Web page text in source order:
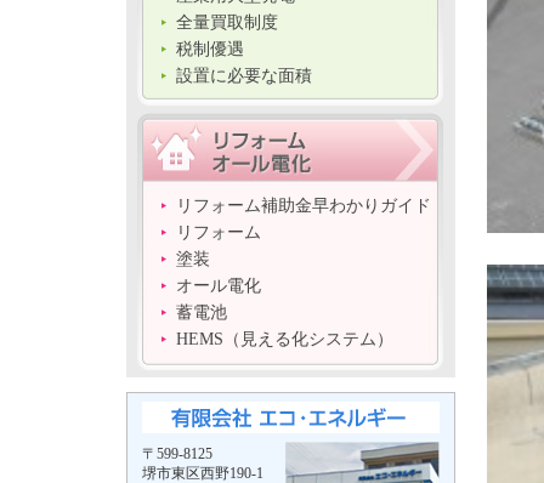
全量買取制度
税制優遇
設置に必要な面積
リフォーム補助金早わかりガイド
リフォーム
塗装
オール電化
蓄電池
HEMS（見える化システム）
〒599-8125
堺市東区西野190-1